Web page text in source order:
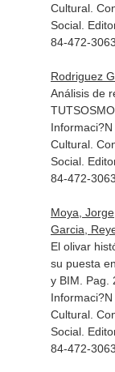
Cultural.
Social.
84-472-
Rodriguez
Análisis de
Cultural.
Social.
84-472-
Moya,
Garcia,
El olivar
su puesta
y BIM. Pag.
Cultural.
Social.
84-472-